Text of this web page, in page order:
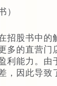
）
招股书中
多的直营门
利能力。
，因此导